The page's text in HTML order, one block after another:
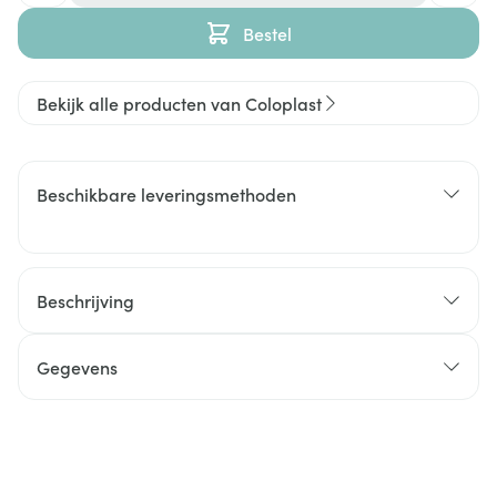
Bestel
Bekijk alle producten van Coloplast
Beschikbare leveringsmethoden
Beschrijving
Gegevens